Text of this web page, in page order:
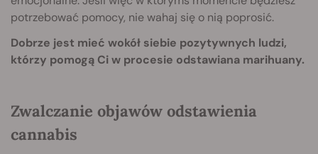
potrzebować pomocy, nie wahaj się o nią poprosić.
Dobrze jest mieć wokół siebie pozytywnych ludzi,
którzy pomogą Ci w procesie odstawiana marihuany.
Zwalczanie objawów odstawienia
cannabis